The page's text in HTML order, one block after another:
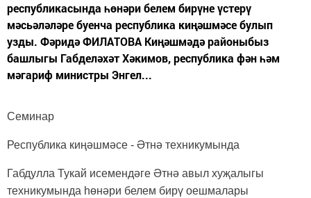
республикасында һөнәри белем бирүне үстерү
мәсьәләләре буенча республика киңәшмәсе булып
узды. Фәридә ФИЛАТОВА Киңәшмәдә районыбыз
башлыгы Габделәхәт Хәкимов, республика фән һәм
мәгариф министры Энгел...
Семинар
Республика киңәшмәсе - Әтнә техникумында
Габдулла Тукай исемендәге Әтнә авыл хуҗалыгы
техникумында һөнәри белем бирү оешмалары